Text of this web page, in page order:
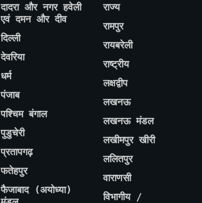
दादरा और नगर हवेली
एवं दमन और दीव
दिल्ली
देवरिया
धर्म
पंजाब
पश्चिम बंगाल
पुडुचेरी
प्रतापगढ़
फतेहपुर
फैजाबाद (अयोध्या)
राज्य
रामपुर
रायबरेली
राष्ट्रीय
लक्षद्वीप
लखनऊ
लखनऊ मंडल
लखीमपुर खीरी
ललितपुर
वाराणसी
विभागीय /